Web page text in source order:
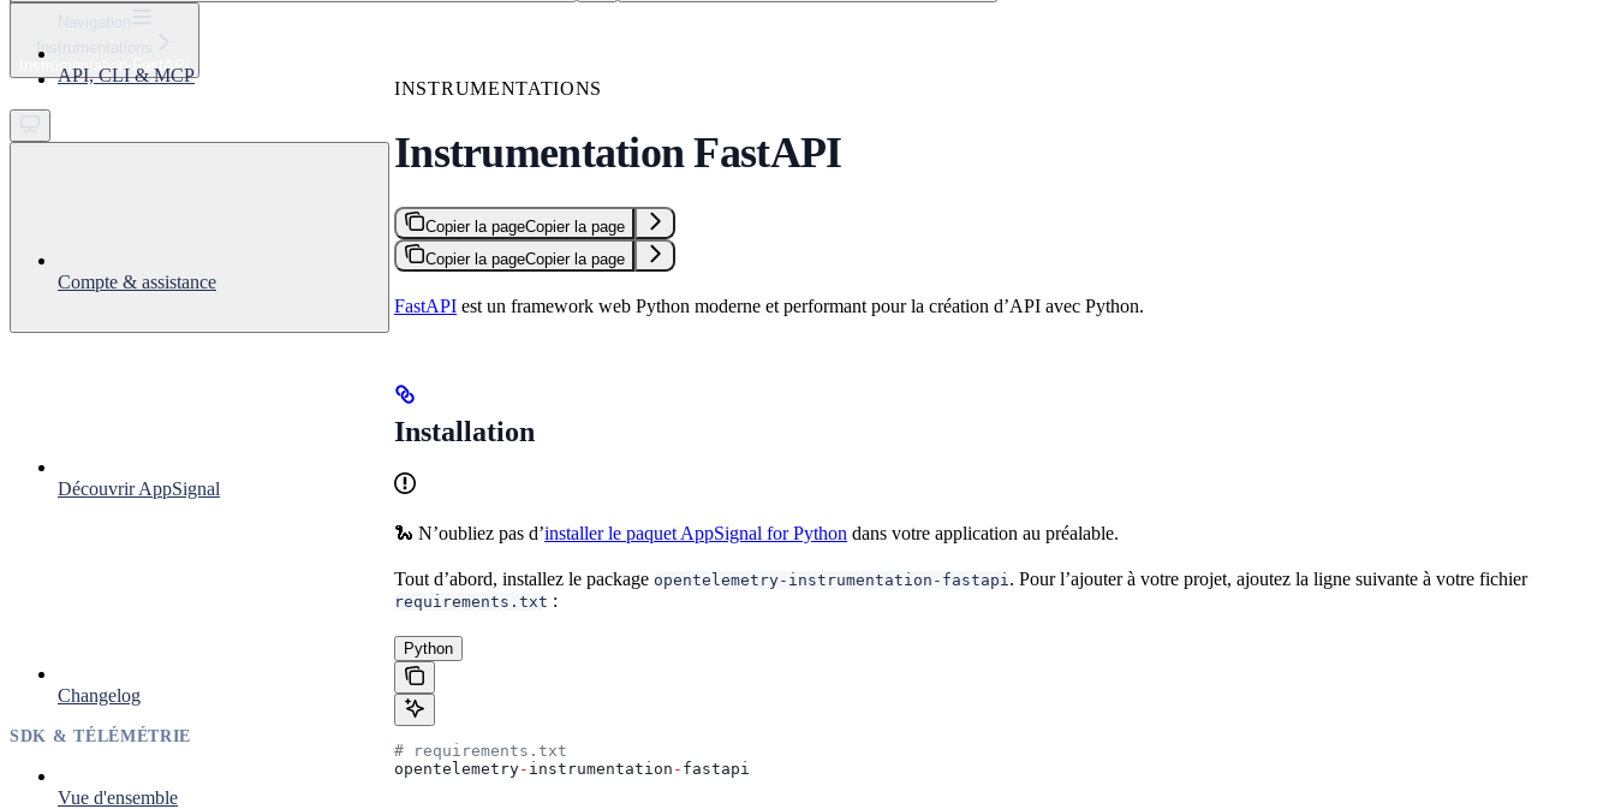
Get started
Instrumentations
Instrumentation FastAPI
API, CLI & MCP
Compte & assistance
Découvrir AppSignal
Changelog
SDK & TÉLÉMÉTRIE
Vue d'ensemble
INSTRUMENTATIONS
Instrumentation FastAPI
Copier la pageCopier la page
Copier la pageCopier la page
FastAPI est un framework web Python moderne et performant pour la création d’API avec Python.
Installation
🐍 N’oubliez pas d’installer le paquet AppSignal for Python dans votre application au préalable.
Tout d’abord, installez le package opentelemetry-instrumentation-fastapi. Pour l’ajouter à votre projet, ajoutez la ligne suivante à votre fichier
requirements.txt :
Python
# requirements.txt
opentelemetry- instrumentation - fastapi